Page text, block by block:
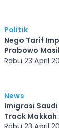
Politik
Nego Tarif
Prabowo
Airlangga
Rabu 23 April
News
Imigrasi
Track